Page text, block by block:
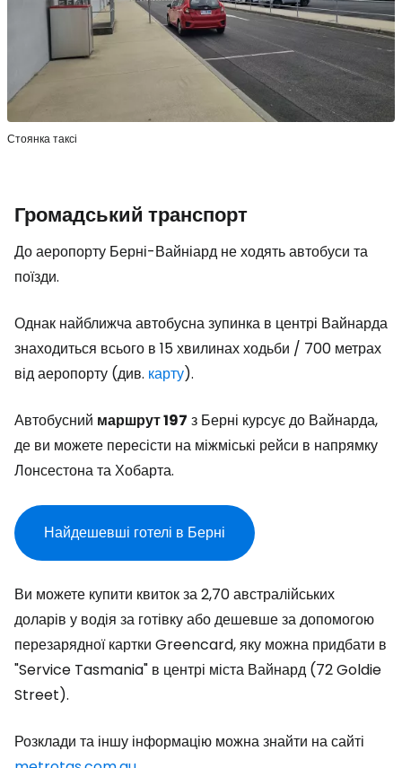
Стоянка таксі
Громадський транспорт
До аеропорту Берні-Вайніард не ходять автобуси та
поїзди.
Однак найближча автобусна зупинка в центрі Вайнарда
знаходиться всього в 15 хвилинах ходьби / 700 метрах
від аеропорту (див. карту).
Автобусний маршрут 197 з Берні курсує до Вайнарда,
де ви можете пересісти на міжміські рейси в напрямку
Лонсестона та Хобарта.
Найдешевші готелі в Берні
Ви можете купити квиток за 2,70 австралійських
доларів у водія за готівку або дешевше за допомогою
перезарядної картки Greencard, яку можна придбати в
"Service Tasmania" в центрі міста Вайнард (72 Goldie
Street).
Розклади та іншу інформацію можна знайти на сайті